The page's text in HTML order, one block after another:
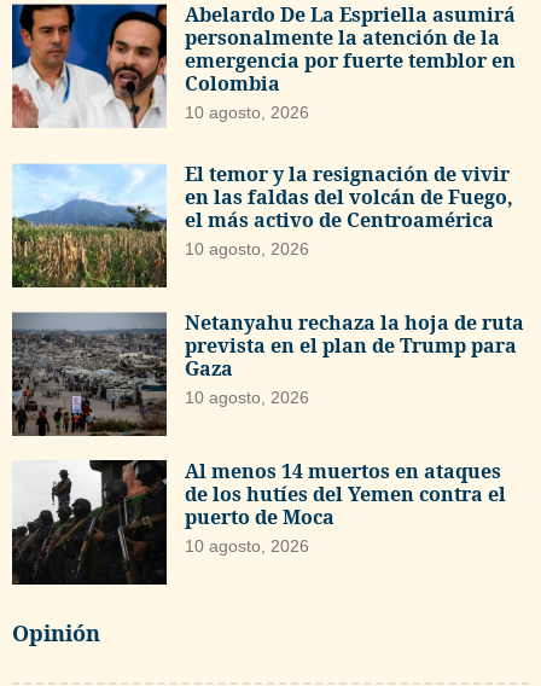
Abelardo De La Espriella asumirá
personalmente la atención de la
emergencia por fuerte temblor en
Colombia
10 agosto, 2026
El temor y la resignación de vivir
en las faldas del volcán de Fuego,
el más activo de Centroamérica
10 agosto, 2026
Netanyahu rechaza la hoja de ruta
prevista en el plan de Trump para
Gaza
10 agosto, 2026
Al menos 14 muertos en ataques
de los hutíes del Yemen contra el
puerto de Moca
10 agosto, 2026
Opinión